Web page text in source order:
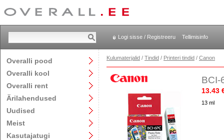
Logi sisse / Registreeru Tellimisinfo
Overalli pood
Overalli kool
Overalli rent
Ärilahendused
Uudised
Meist
Kasutajatugi
Kulumaterjalid / Tindid / Printeri tindid / Canon
BCI-
13.43
13 ml